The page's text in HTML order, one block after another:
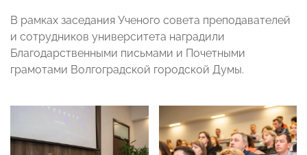
В рамках заседания Ученого совета преподавателей
и сотрудников университета наградили
Благодарственными письмами и Почетными
грамотами Волгоградской городской Думы.